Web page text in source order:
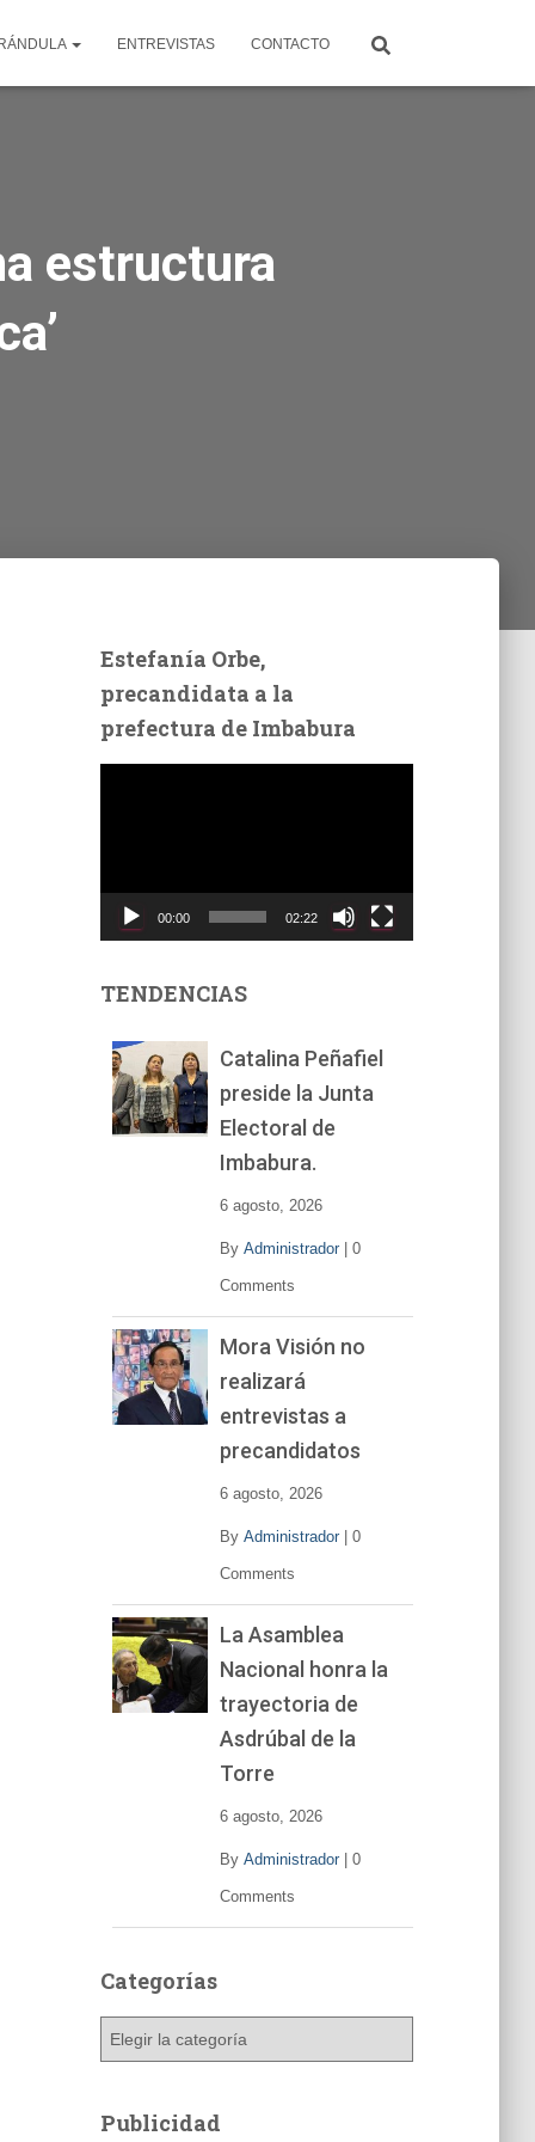
ENTREVISTAS CONTACTO
estructura
Estefanía Orbe,
precandidata a la
prefectura de Imbabura
t
00:00 02:22
TENDENCIAS
Catalina Peñafiel
preside la Junta
Electoral de
Imbabura.
6 agosto, 2026
By Administrador| 0
Comments
Mora Visión no
realizará
entrevistas a
precandidatos
6 agosto, 2026
By Administrador| 0
Comments
La Asamblea
Nacional honra la
trayectoria de
Asdrúbal de la
Torre
6 agosto, 2026
By Administrador| 0
Comments
Categorías
g
Publicidad